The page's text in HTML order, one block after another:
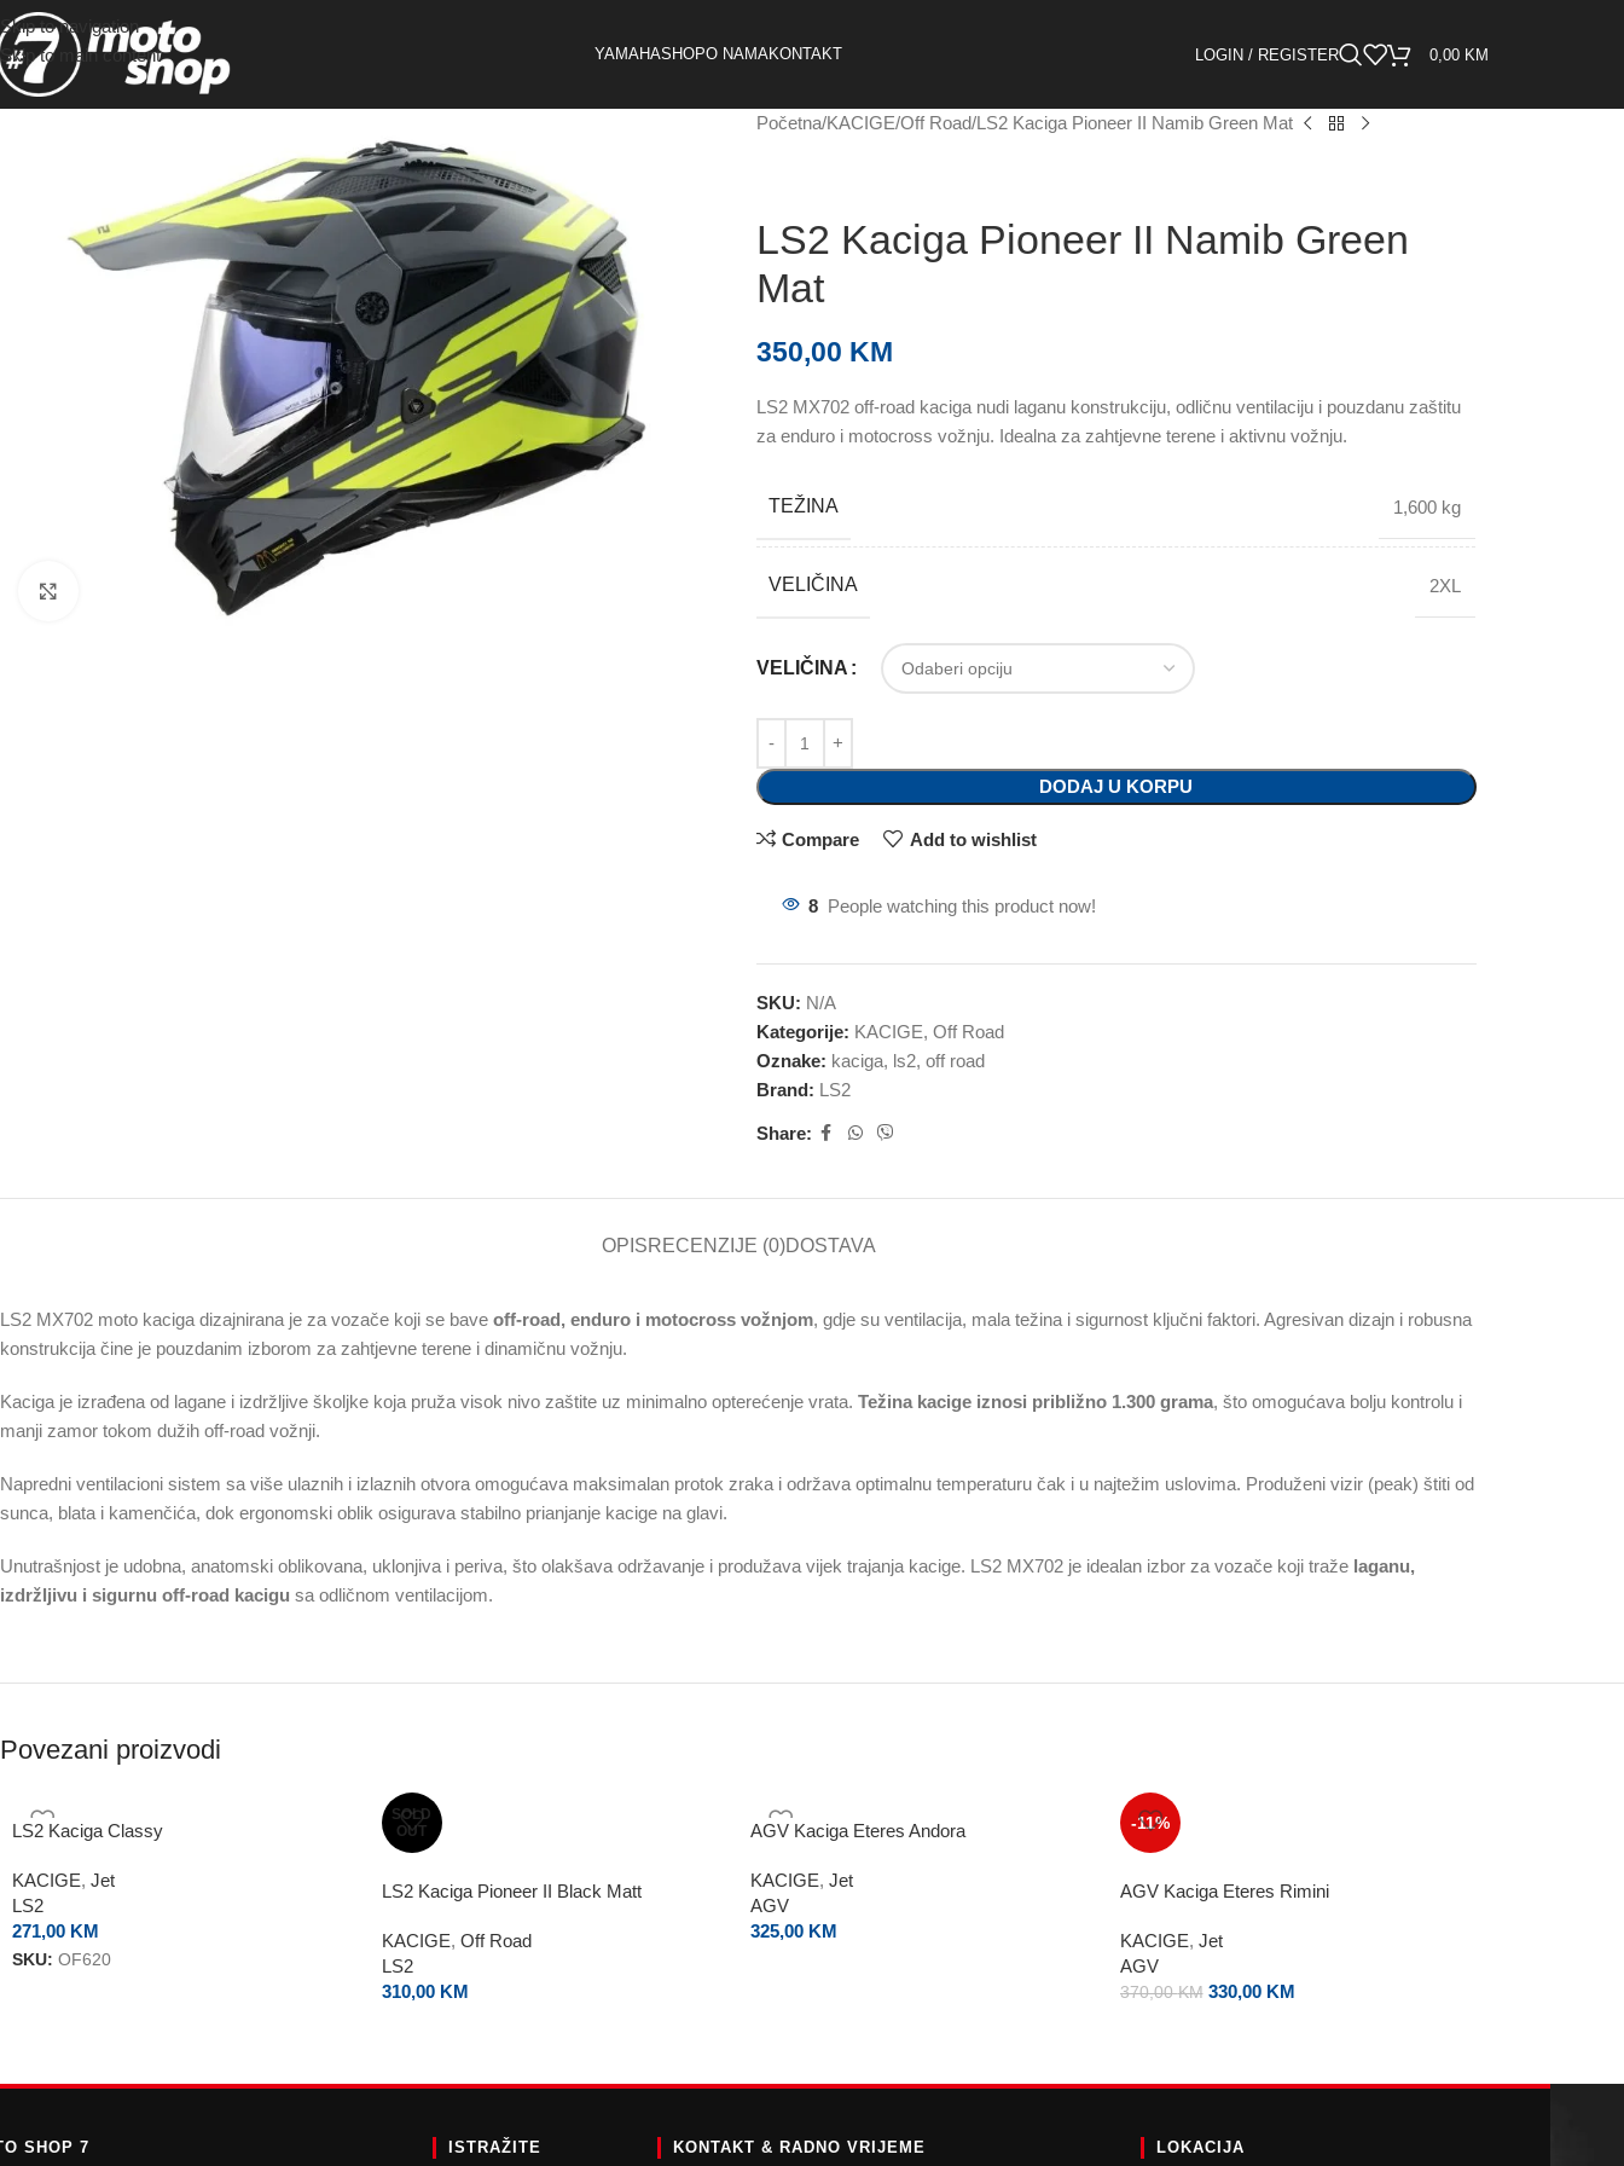
Skip to navigation
Skip to main content
YAMAHASHOPO NAMAKONTAKT LOGIN / REGISTER 0,00 KM
Početna KACIGE Off Road LS2 Kaciga Pioneer II Namib Green Mat
LS2 Kaciga Pioneer II Namib Green
Mat
350,00 KM
LS2 MX702 off-road kaciga nudi laganu konstrukciju, odličnu ventilaciju i pouzdanu zaštitu
za enduro i motocross vožnju. Idealna za zahtjevne terene i aktivnu vožnju.
TEŽINA 1,600 kg
VELIČINA 2XL
VELIČINA
DODAJ U KORPU
Compare Add to wishlist
8 People watching this product now!
SKU: N/A
Kategorije: KACIGE, Off Road
Oznake: kaciga, ls2, off road
Brand: LS2
Share:
OPISRECENZIJE (0)DOSTAVA
LS2 MX702 moto kaciga dizajnirana je za vozače koji se bave off-road, enduro i motocross vožnjom, gdje su ventilacija, mala težina i sigurnost ključni faktori. Agresivan dizajn i robusna
konstrukcija čine je pouzdanim izborom za zahtjevne terene i dinamičnu vožnju.
Kaciga je izrađena od lagane i izdržljive školjke koja pruža visok nivo zaštite uz minimalno opterećenje vrata. Težina kacige iznosi približno 1.300 grama, što omogućava bolju kontrolu i
manji zamor tokom dužih off-road vožnji.
Napredni ventilacioni sistem sa više ulaznih i izlaznih otvora omogućava maksimalan protok zraka i održava optimalnu temperaturu čak i u najtežim uslovima. Produženi vizir (peak) štiti od
sunca, blata i kamenčića, dok ergonomski oblik osigurava stabilno prianjanje kacige na glavi.
Unutrašnjost je udobna, anatomski oblikovana, uklonjiva i periva, što olakšava održavanje i produžava vijek trajanja kacige. LS2 MX702 je idealan izbor za vozače koji traže laganu,
izdržljivu i sigurnu off-road kacigu sa odličnom ventilacijom.
Povezani proizvodi
LS2 Kaciga Classy
KACIGE, Jet
LS2
271,00 KM
SKU: OF620
SOLD
OUT
LS2 Kaciga Pioneer II Black Matt
KACIGE, Off Road
LS2
310,00 KM
AGV Kaciga Eteres Andora
KACIGE, Jet
AGV
325,00 KM
-11%
AGV Kaciga Eteres Rimini
KACIGE, Jet
AGV
370,00KM 330,00 KM
SHOP 7 ISTRAŽITE KONTAKT & RADNO VRIJEME LOKACIJA